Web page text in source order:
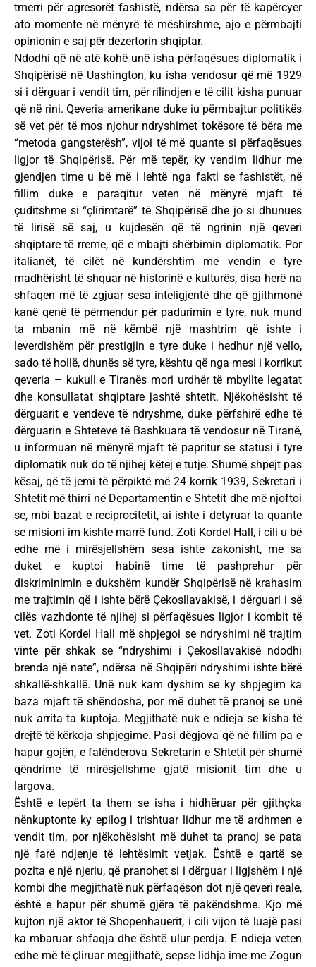
tmerri për agresorët fashistë, ndërsa sa për të kapërcyer
ato momente në mënyrë të mëshirshme, ajo e përmbajti
opinionin e saj për dezertorin shqiptar.
Ndodhi që në atë kohë unë isha përfaqësues diplomatik i
Shqipërisë në Uashington, ku isha vendosur që më 1929
si i dërguar i vendit tim, për rilindjen e të cilit kisha punuar
që në rini. Qeveria amerikane duke iu përmbajtur politikës
së vet për të mos njohur ndryshimet tokësore të bëra me
“metoda gangsterësh”, vijoi të më quante si përfaqësues
ligjor të Shqipërisë. Për më tepër, ky vendim lidhur me
gjendjen time u bë më i lehtë nga fakti se fashistët, në
fillim duke e paraqitur veten në mënyrë mjaft të
çuditshme si “çlirimtarë” të Shqipërisë dhe jo si dhunues
të lirisë së saj, u kujdesën që të ngrinin një qeveri
shqiptare të rreme, që e mbajti shërbimin diplomatik. Por
italianët, të cilët në kundërshtim me vendin e tyre
madhërisht të shquar në historinë e kulturës, disa herë na
shfaqen më të zgjuar sesa inteligjentë dhe që gjithmonë
kanë qenë të përmendur për padurimin e tyre, nuk mund
ta mbanin më në këmbë një mashtrim që ishte i
leverdishëm për prestigjin e tyre duke i hedhur një vello,
sado të hollë, dhunës së tyre, kështu që nga mesi i korrikut
qeveria – kukull e Tiranës mori urdhër të mbyllte legatat
dhe konsullatat shqiptare jashtë shtetit. Njëkohësisht të
dërguarit e vendeve të ndryshme, duke përfshirë edhe të
dërguarin e Shteteve të Bashkuara të vendosur në Tiranë,
u informuan në mënyrë mjaft të papritur se statusi i tyre
diplomatik nuk do të njihej këtej e tutje. Shumë shpejt pas
kësaj, që të jemi të përpiktë më 24 korrik 1939, Sekretari i
Shtetit më thirri në Departamentin e Shtetit dhe më njoftoi
se, mbi bazat e reciprocitetit, ai ishte i detyruar ta quante
se misioni im kishte marrë fund. Zoti Kordel Hall, i cili u bë
edhe më i mirësjellshëm sesa ishte zakonisht, me sa
duket e kuptoi habinë time të pashprehur për
diskriminimin e dukshëm kundër Shqipërisë në krahasim
me trajtimin që i ishte bërë Çekosllavakisë, i dërguari i së
cilës vazhdonte të njihej si përfaqësues ligjor i kombit të
vet. Zoti Kordel Hall më shpjegoi se ndryshimi në trajtim
vinte për shkak se “ndryshimi i Çekosllavakisë ndodhi
brenda një nate”, ndërsa në Shqipëri ndryshimi ishte bërë
shkallë-shkallë. Unë nuk kam dyshim se ky shpjegim ka
baza mjaft të shëndosha, por më duhet të pranoj se unë
nuk arrita ta kuptoja. Megjithatë nuk e ndieja se kisha të
drejtë të kërkoja shpjegime. Pasi dëgjova që në fillim pa e
hapur gojën, e falënderova Sekretarin e Shtetit për shumë
qëndrime të mirësjellshme gjatë misionit tim dhe u
largova.
Është e tepërt ta them se isha i hidhëruar për gjithçka
nënkuptonte ky epilog i trishtuar lidhur me të ardhmen e
vendit tim, por njëkohësisht më duhet ta pranoj se pata
një farë ndjenje të lehtësimit vetjak. Është e qartë se
pozita e një njeriu, që pranohet si i dërguar i ligjshëm i një
kombi dhe megjithatë nuk përfaqëson dot një qeveri reale,
është e hapur për shumë gjëra të pakëndshme. Kjo më
kujton një aktor të Shopenhauerit, i cili vijon të luajë pasi
ka mbaruar shfaqja dhe është ulur perdja. E ndieja veten
edhe më të çliruar megjithatë, sepse lidhja ime me Zogun